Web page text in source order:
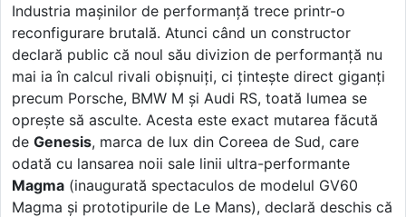
Industria mașinilor de performanță trece printr-o
reconfigurare brutală. Atunci când un constructor
declară public că noul său divizion de performanță nu
mai ia în calcul rivali obișnuiți, ci țintește direct giganți
precum Porsche, BMW M și Audi RS, toată lumea se
oprește să asculte. Acesta este exact mutarea făcută
de Genesis, marca de lux din Coreea de Sud, care
odată cu lansarea noii sale linii ultra-performante
Magma (inaugurată spectaculos de modelul GV60
Magma și prototipurile de Le Mans), declară deschis că